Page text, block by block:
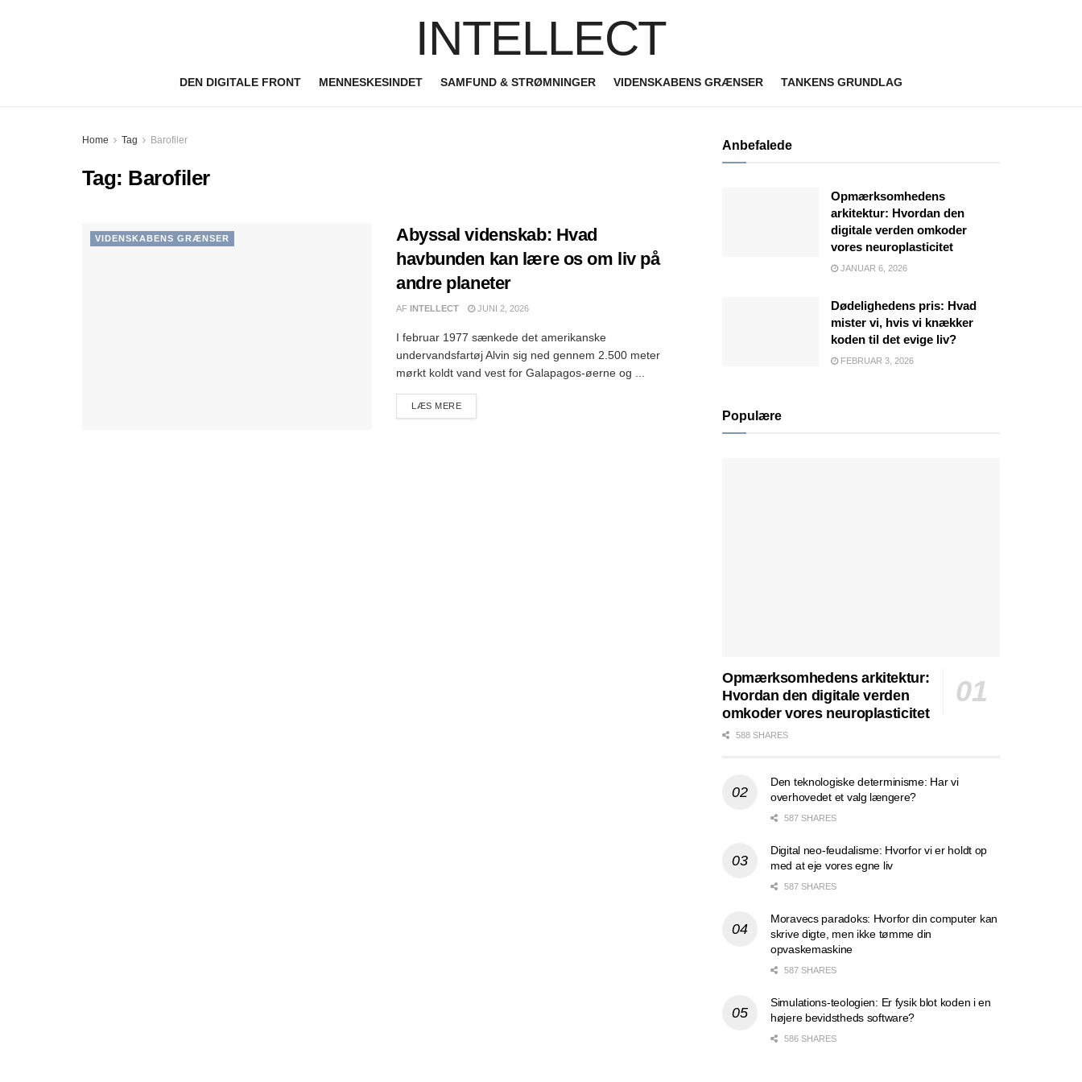
INTELLECT
DEN DIGITALE FRONT MENNESKESINDET SAMFUND & STRØMNINGER VIDENSKABENS GRÆNSER TANKENS GRUNDLAG
Home Tag Barofiler
Tag: Barofiler
VIDENSKABENS GRÆNSER
Abyssal videnskab: Hvad
havbunden kan lære os om liv på
andre planeter
AF INTELLECT JUNI 2, 2026
I februar 1977 sænkede det amerikanske
undervandsfartøj Alvin sig ned gennem 2.500 meter
mørkt koldt vand vest for Galapagos-øerne og ...
LÆS MEREDETAILS
Anbefalede
Opmærksomhedens
arkitektur: Hvordan den
digitale verden omkoder
vores neuroplasticitet
JANUAR 6, 2026
Dødelighedens pris: Hvad
mister vi, hvis vi knækker
koden til det evige liv?
FEBRUAR 3, 2026
Populære
Opmærksomhedens arkitektur:
Hvordan den digitale verden
omkoder vores neuroplasticitet
588 SHARES
Den teknologiske determinisme: Har vi
overhovedet et valg længere?
587 SHARES
Digital neo-feudalisme: Hvorfor vi er holdt op
med at eje vores egne liv
587 SHARES
Moravecs paradoks: Hvorfor din computer kan
skrive digte, men ikke tømme din
opvaskemaskine
587 SHARES
Simulations-teologien: Er fysik blot koden i en
højere bevidstheds software?
586 SHARES